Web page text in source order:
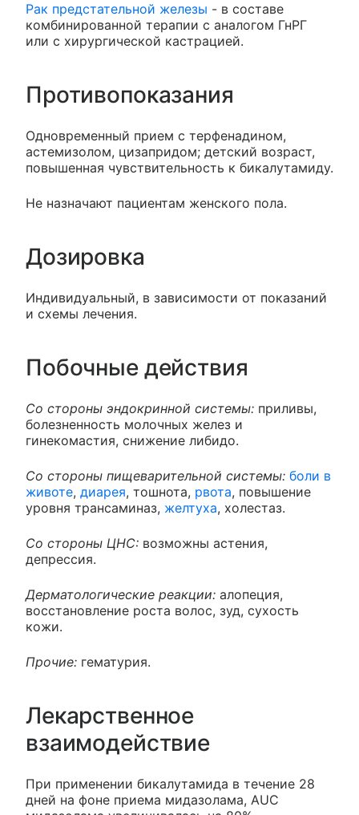
Рак предстательной железы - в составе
комбинированной терапии с аналогом ГнРГ
или с хирургической кастрацией.
Противопоказания
Одновременный прием с терфенадином,
астемизолом, цизапридом; детский возраст,
повышенная чувствительность к бикалутамиду.
Не назначают пациентам женского пола.
Дозировка
Индивидуальный, в зависимости от показаний
и схемы лечения.
Побочные действия
Со стороны эндокринной системы: приливы,
болезненность молочных желез и
гинекомастия, снижение либидо.
Со стороны пищеварительной системы: боли в
животе, диарея, тошнота, рвота, повышение
уровня трансаминаз, желтуха, холестаз.
Со стороны ЦНС: возможны астения,
депрессия.
Дерматологические реакции: алопеция,
восстановление роста волос, зуд, сухость
кожи.
Прочие: гематурия.
Лекарственное
взаимодействие
При применении бикалутамида в течение 28
дней на фоне приема мидазолама, AUC